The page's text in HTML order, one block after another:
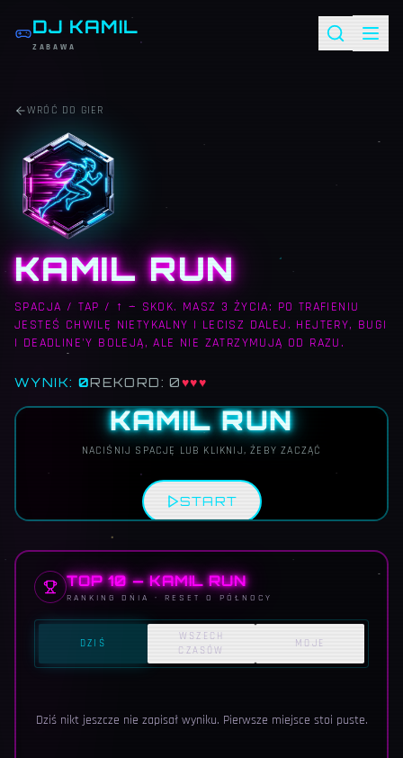
DJ KAMIL
ZABAWA
WRÓĆ DO GIER
KAMIL RUN
SPACJA / TAP / ↑ — SKOK. MASZ 3 ŻYCIA: PO TRAFIENIU
JESTEŚ CHWILĘ NIETYKALNY I LECISZ DALEJ. HEJTERY, BUGI
I DEADLINE'Y BOLEJĄ, ALE NIE ZATRZYMUJĄ OD RAZU.
WYNIK: 0REKORD:0♥♥♥
KAMIL RUN
NACIŚNIJ SPACJĘ LUB KLIKNIJ, ŻEBY ZACZĄĆ
START
TOP 10 — KAMIL RUN
RANKING DNIA · RESET O PÓŁNOCY
DZIŚ
WSZECH
CZASÓW
MOJE
Dziś nikt jeszcze nie zapisał wyniku. Pierwsze miejsce stoi puste.